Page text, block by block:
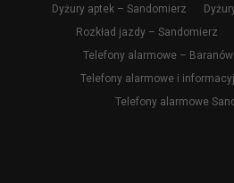
Dyżury aptek – Sandomierz
Rozkład jazdy – Sandomierz
Telefony alarmowe –
Telefony alarmowe i
Telefony alarmowe